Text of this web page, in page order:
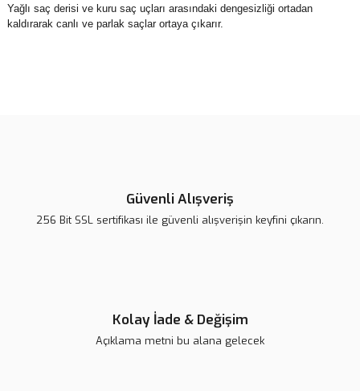
Yağlı saç derisi ve kuru saç uçları arasındaki dengesizliği ortadan
kaldırarak canlı ve parlak saçlar ortaya çıkarır.
Güvenli Alışveriş
256 Bit SSL sertifikası ile güvenli alışverişin keyfini çıkarın.
Kolay İade & Değişim
Açıklama metni bu alana gelecek